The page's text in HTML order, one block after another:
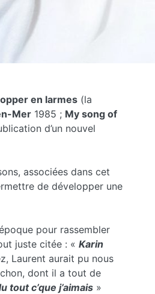
en larmes (la
Mer 1985 ; My song of
d’un nouvel
associées dans cet
de développer une
pour rassembler
juste citée : « Karin
Laurent aurait pu nous
dont il a tout de
tout c’que j’aimais »